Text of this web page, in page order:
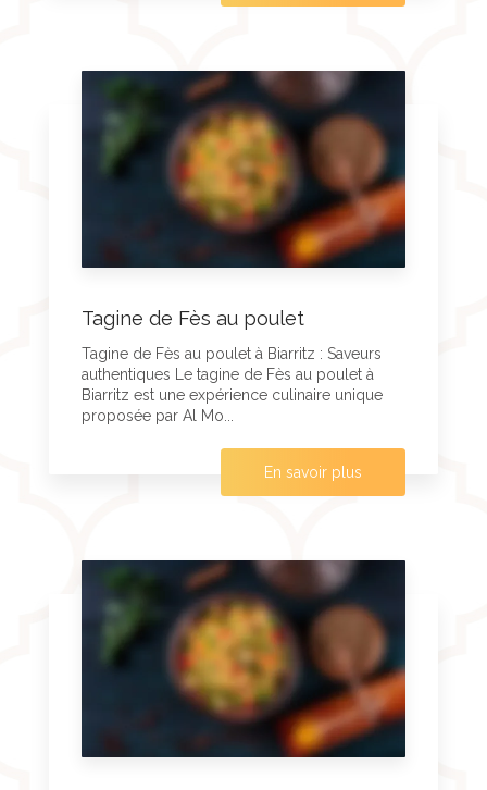
Tagine de Fès au poulet
Tagine de Fès au poulet à Biarritz : Saveurs
authentiques Le tagine de Fès au poulet à
Biarritz est une expérience culinaire unique
proposée par Al Mo...
En savoir plus